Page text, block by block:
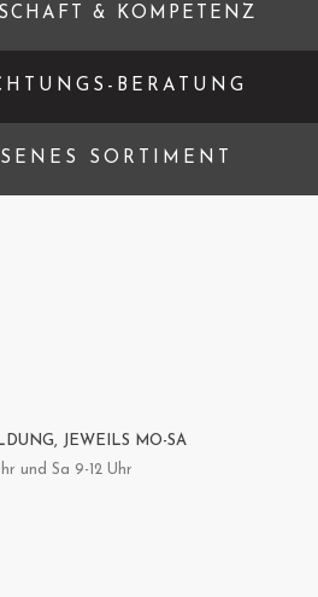
& KOMPETENZ
BERATUNG
SORTIMENT
JEWEILS MO-SA
und Sa 9-12 Uhr